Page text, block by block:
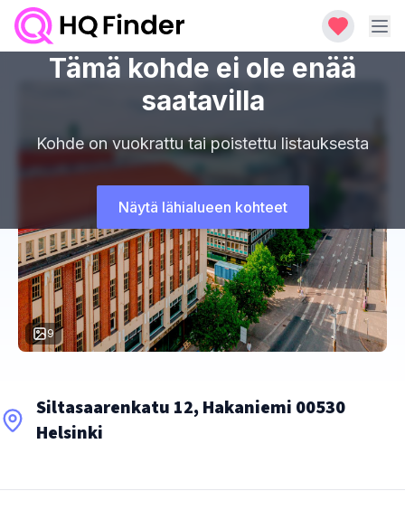
Tämä kohde ei ole enää
saatavilla
Kohde on vuokrattu tai poistettu listauksesta
Näytä lähialueen kohteet
9
Siltasaarenkatu 12, Hakaniemi 00530
Helsinki